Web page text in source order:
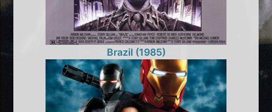
Brazil (1985)